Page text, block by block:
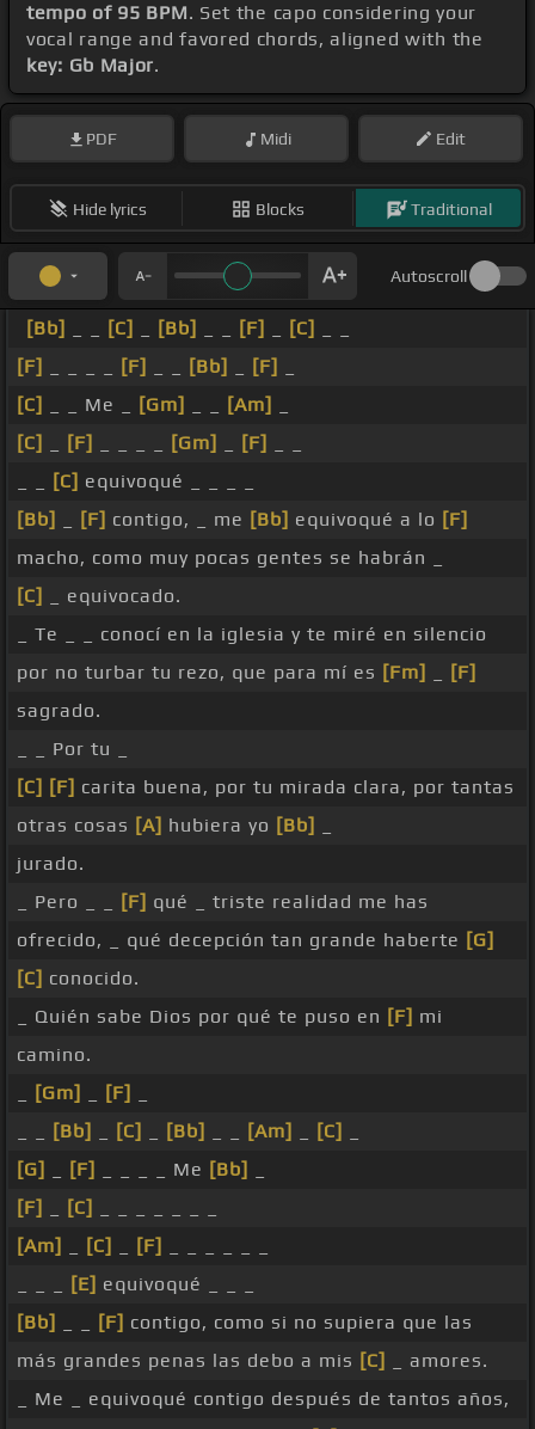
tempo of 95 BPM. Set the capo considering your
vocal range and favored chords, aligned with the
key: Gb Major.
PDF Midi Edit
Hide lyrics Blocks Traditional
Autoscroll
[Bb] [C] [Bb] [F] [C]
[F]
[F] [Bb] [F]
[C]
_ _ Me _ [Gm] [Am]
[C]
[F] [Gm] [F]
[C] equivoqué _ _ _ _
[Bb]
[F] contigo, _ me [Bb] equivoqué a lo [F]
macho, como muy pocas gentes se habrán _
[C]
_ equivocado.
_ Te _ _ conocí en la iglesia y te miré en silencio
por no turbar tu rezo, que para mí es [Fm]
[F]
sagrado.
_ _ Por tu _
[C] [F] carita buena, por tu mirada clara, por tantas
otras cosas [A] hubiera yo [Bb]
jurado.
_ Pero _ _
[F] qué _ triste realidad me has
ofrecido, _ qué decepción tan grande haberte [G]
[C] conocido.
_ Quién sabe Dios por qué te puso en [F] mi
camino.
[Gm] [F]
[Bb] [C] [Bb] [Am] [C]
[G]
[F] _ _ _ _ Me [Bb]
[F]
[C]
[Am]
[C] [F]
[E] equivoqué _ _ _
[Bb]
[F] contigo, como si no supiera que las
más grandes penas las debo a mis [C]
_ amores.
_ Me _ equivoqué contigo después de tantos años,